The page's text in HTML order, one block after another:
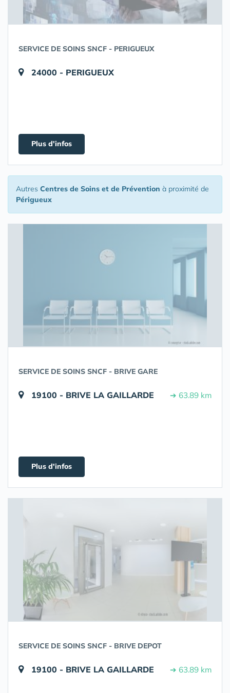
SERVICE DE SOINS SNCF - PERIGUEUX
24000 - PERIGUEUX
Plus d'infos
Autres Centres de Soins et de Prévention à proximité de
Périgueux
SERVICE DE SOINS SNCF - BRIVE GARE
19100 - BRIVE LA GAILLARDE ➔ 63.89 km
Plus d'infos
SERVICE DE SOINS SNCF - BRIVE DEPOT
19100 - BRIVE LA GAILLARDE ➔ 63.89 km